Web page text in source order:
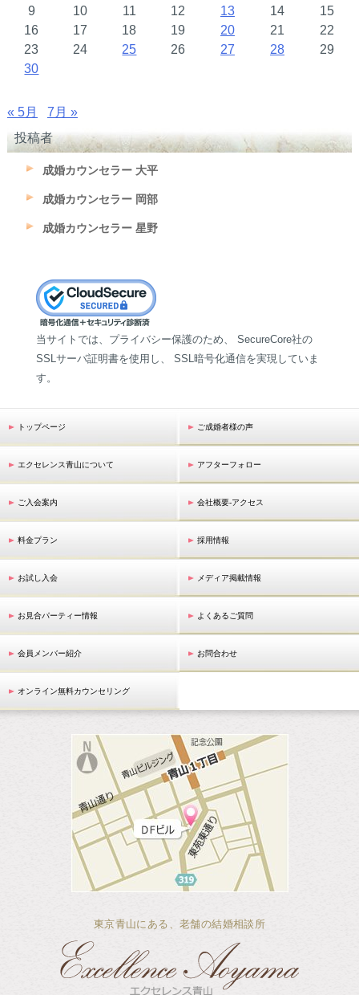
9
10 11 12 13 14
15
16
17 18 19 20 21
22
23
24 25 26 27 28
29
30
« 5月
7月 »
投稿者
成婚カウンセラー 大平
成婚カウンセラー 岡部
成婚カウンセラー 星野
当サイトでは、プライバシー保護のため、 SecureCore社の
SSLサーバ証明書を使用し、 SSL暗号化通信を実現していま
す。
トップページ
エクセレンス青山について
ご入会案内
料金プラン
お試し入会
お見合パーティー情報
会員メンバー紹介
オンライン無料カウンセリング
ご成婚者様の声
アフターフォロー
会社概要-アクセス
採用情報
メディア掲載情報
よくあるご質問
お問合わせ
東京青山にある、老舗の結婚相談所